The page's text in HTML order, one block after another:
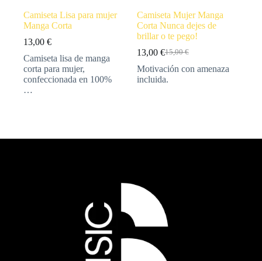
Camiseta Lisa para mujer
Manga Corta
13,00 €
Camiseta lisa de manga
corta para mujer,
confeccionada en 100%
…
Camiseta Mujer Manga
Corta Nunca dejes de
brillar o te pego!
15,00€
13,00 €
Motivación con amenaza
incluida.